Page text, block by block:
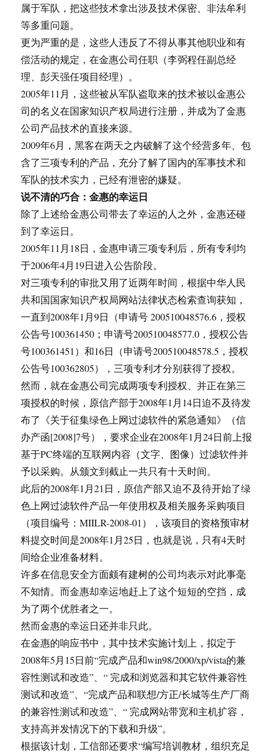
属于军队，把这些技术拿出涉及技术保密、非法牟利
等多重问题。
更为严重的是，这些人违反了不得从事其他职业和有
偿活动的规定，在金惠公司任职（李弼程任副总经
理、彭天强任项目经理）。
2005年11月，这些被从军队盗取来的技术被以金惠公
司的名义在国家知识产权局进行注册，并成为了金惠
公司产品技术的直接来源。
2009年6月，黑客在两天之内破解了这个经营多年、包
含了三项专利的产品，充分了解了国内的军事技术和
军队的技术实力，已经有泄密的嫌疑。
说不清的巧合：金惠的幸运日
除了上述给金惠公司带去了幸运的人之外，金惠还碰
到了幸运日。
2005年11月18日，金惠申请三项专利后，所有专利均
于2006年4月19日进入公告阶段。
对三项专利的审批又用了近两年时间，根据中华人民
共和国国家知识产权局网站法律状态检索查询获知，
一直到2008年1月9日（申请号 200510048576.6，授权
公告号100361450；申请号200510048577.0，授权公告
号100361451）和16日（申请号200510048578.5，授权
公告号100362805），三项专利才分别获得了授权。
然而，就在金惠公司完成两项专利授权、并正在第三
项授权的时候，原信产部于2008年1月14日迫不及待发
布了《关于征集绿色上网过滤软件的紧急通知》（信
办产函[2008]7号），要求企业在2008年1月24日前上报
基于PC终端的互联网内容（文字、图像）过滤软件并
予以采购。从颁文到截止一共只有十天时间。
此后的2008年1月21日，原信产部又迫不及待开始了绿
色上网过滤软件产品一年使用权及相关服务采购项目
（项目编号：MIILR-2008-01），该项目的资格预审材
料提交时间是2008年1月25日，也就是说，只有4天时
间给企业准备材料。
许多在信息安全方面颇有建树的公司均表示对此事毫
不知情。而金惠却幸运地赶上了这个短短的空挡，成
为了两个优胜者之一。
然而金惠的幸运日还并非只此。
在金惠的响应书中，其中技术实施计划上，拟定于
2008年5月15日前“完成产品和win98/2000/xp/vista的兼
容性测试和改造”、“ 完成和浏览器和其它软件兼容性
测试和改造”、“完成产品和联想/方正/长城等生产厂商
的兼容性测试和改造”、“ 完成网站带宽和主机扩容，
支持高并发情况下的下载和升级”。
根据该计划，工信部还要求“编写培训教材，组织充足